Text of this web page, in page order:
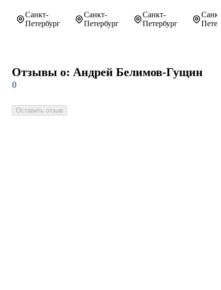
Санкт-
Петербург
Санкт-
Петербург
Санкт-
Петербург
Отзывы о: Андрей Белимов-Гущин
0
Оставить отзыв